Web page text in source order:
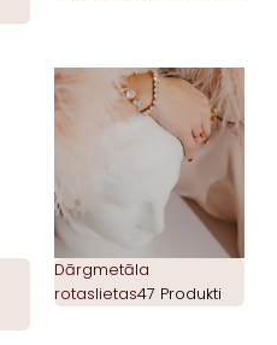
Dārgmetāla
rotaslietas47 Produkti